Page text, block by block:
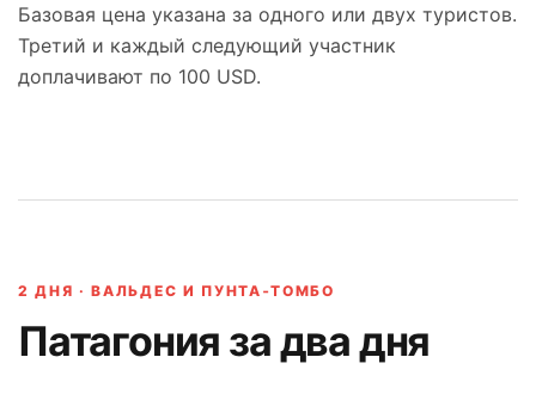
Базовая цена указана за одного или двух туристов.
Третий и каждый следующий участник
доплачивают по 100 USD.
2 ДНЯ · ВАЛЬДЕС И ПУНТА‑ТОМБО
Патагония за два дня